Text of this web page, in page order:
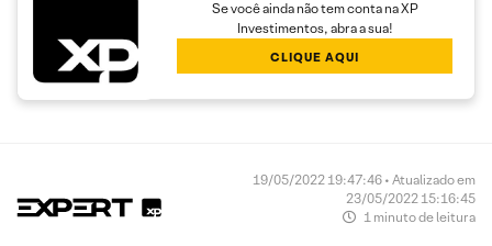
Se você ainda não tem conta na XP
Investimentos, abra a sua!
CLIQUE AQUI
19/05/2022 19:47:46 • Atualizado em
23/05/2022 15:16:45
1 minuto de leitura